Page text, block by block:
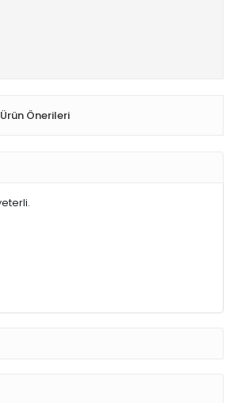
Ürün Önerileri